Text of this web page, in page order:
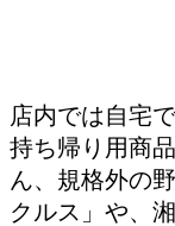
店内では自宅
持ち帰り用商
ん、規格外の
クルス」や、